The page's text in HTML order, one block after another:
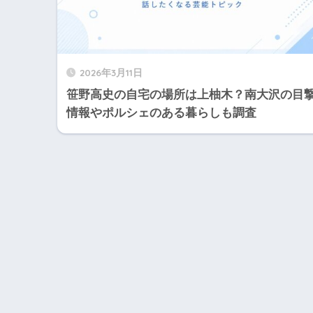
2026年3月11日
笹野高史の自宅の場所は上柚木？南大沢の目
情報やポルシェのある暮らしも調査